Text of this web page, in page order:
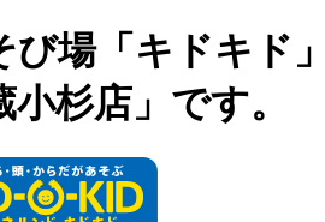
び場「キドキド
小杉店」です。